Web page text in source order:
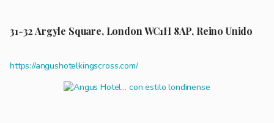
31-32 Argyle Square, London WC1H 8AP, Reino Unido
https://angushotelkingscross.com/